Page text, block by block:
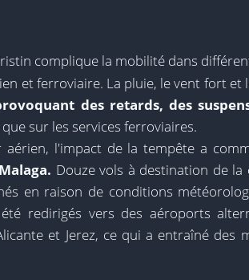
complique la mobilité dans
et ferroviaire. La pluie, le vent fort et
des retards, des
sur les services ferroviaires.
aérien, l'impact de la tempête a
Douze vols à destination de
en raison de conditions
redirigés vers des aéroports
et Jerez, ce qui a entraîné des